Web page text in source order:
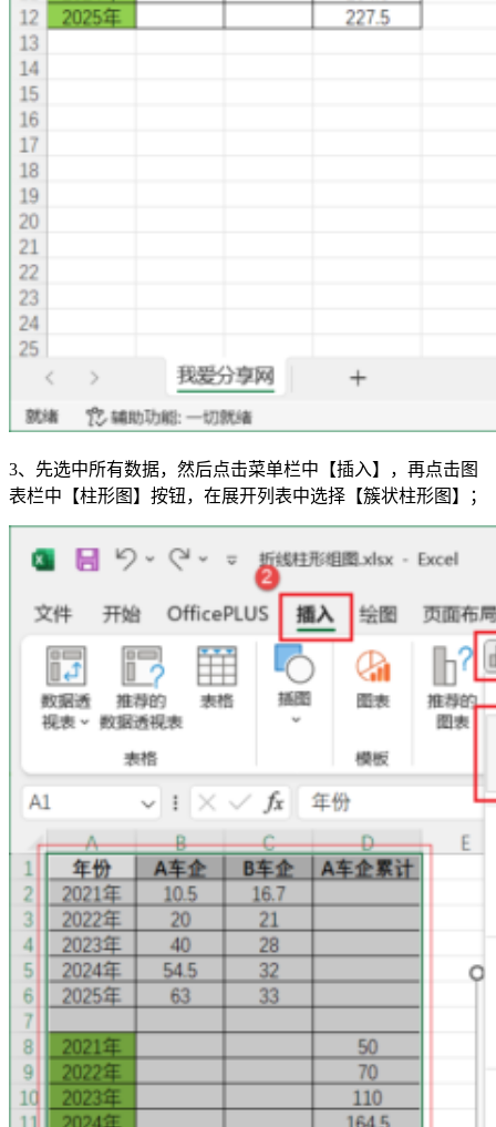
3、先选中所有数据，然后点击菜单栏中【插入】，再点击图
表栏中【柱形图】按钮，在展开列表中选择【簇状柱形图】；